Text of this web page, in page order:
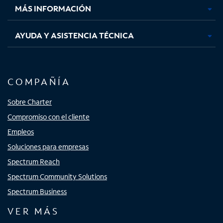
MÁS INFORMACIÓN
AYUDA Y ASISTENCIA TÉCNICA
COMPAÑÍA
Sobre Charter
Compromiso con el cliente
Empleos
Soluciones para empresas
Spectrum Reach
Spectrum Community Solutions
Spectrum Business
VER MÁS